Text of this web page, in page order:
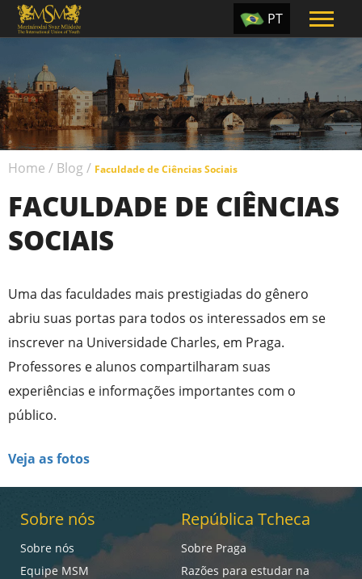
TR
PT
UA
RU
Home / Blog / Faculdade de Ciências Sociais
FACULDADE DE CIÊNCIAS
SOCIAIS
Uma das faculdades mais prestigiadas do gênero
abriu suas portas para todos os interessados em se
inscrever na Universidade Charles, em Praga.
Professores e alunos compartilharam suas
experiências e informações importantes com o
público.
Veja as fotos
Sobre nós
Sobre nós
Equipe MSM
República Tcheca
Sobre Praga
Razões para estudar na